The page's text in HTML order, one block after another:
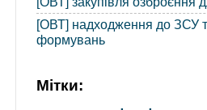
[ОВТ] надходження до ЗСУ
формувань
Мітки: